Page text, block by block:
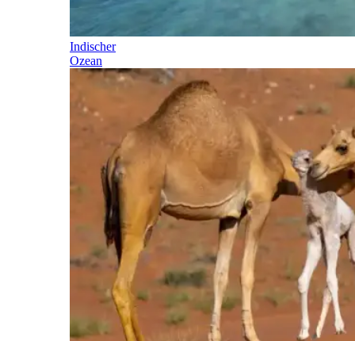
Indischer
Ozean